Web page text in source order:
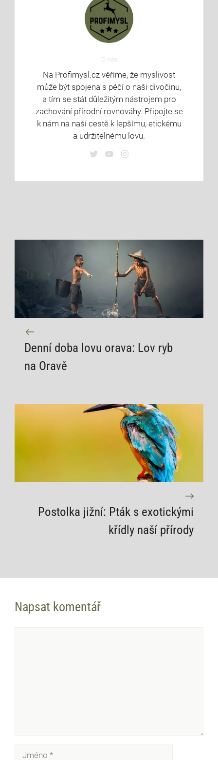
O nás
Na Profimysl.cz věříme, že myslivost
může být spojena s péčí o naši divočinu,
a tím se stát důležitým nástrojem pro
zachování přírodní rovnováhy. Připojte se
k nám na naší cestě k lepšímu, etickému
a udržitelnému lovu.
Denní doba lovu orava: Lov ryb
na Oravě
Postolka jižní: Pták s exotickými
křídly naší přírody
Napsat komentář